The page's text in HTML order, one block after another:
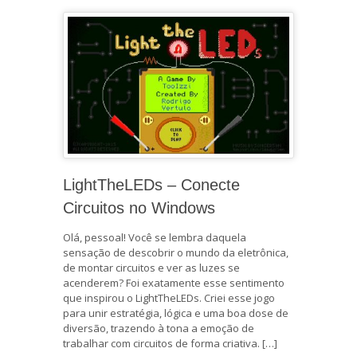
LightTheLEDs – Conecte
Circuitos no Windows
Olá, pessoal! Você se lembra daquela
sensação de descobrir o mundo da eletrônica,
de montar circuitos e ver as luzes se
acenderem? Foi exatamente esse sentimento
que inspirou o LightTheLEDs. Criei esse jogo
para unir estratégia, lógica e uma boa dose de
diversão, trazendo à tona a emoção de
trabalhar com circuitos de forma criativa. […]